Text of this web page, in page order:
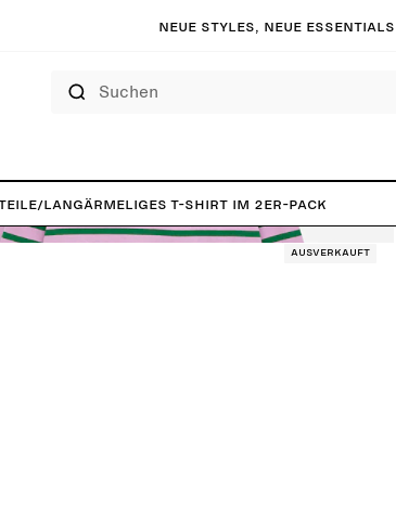
Neue Styles, neue Essentials |
/Langärmeliges T-Shirt im 2er-Pack
Ausverkauft